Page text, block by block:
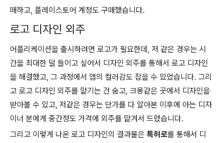
매하고, 플레이스토어 계정도 구매했습니다.
로고 디자인 외주
어플리케이션을 출시하려면 로고가 필요한데, 저 같은 경우는 시
간을 최대한 덜 들이고 싶어서 디자인 외주를 통해서 로고 디자인
을 해결했고, 그 과정에서 앱의 컬러감도 잡을 수 있었습니다. 그리
고 로고 디자인 외주를 맡기는 건 숨고, 크몽같은 곳에서 디자인을
받아볼 수 있고, 저같은 경우는 단가를 다 알아본 이후에 아는 디자
이너 분에게 중간정도 가격에 외주를 맡겨서 드렸습니다.
그리고 이렇게 나온 로고 디자인의 결과물은 특허로를 통해서 디